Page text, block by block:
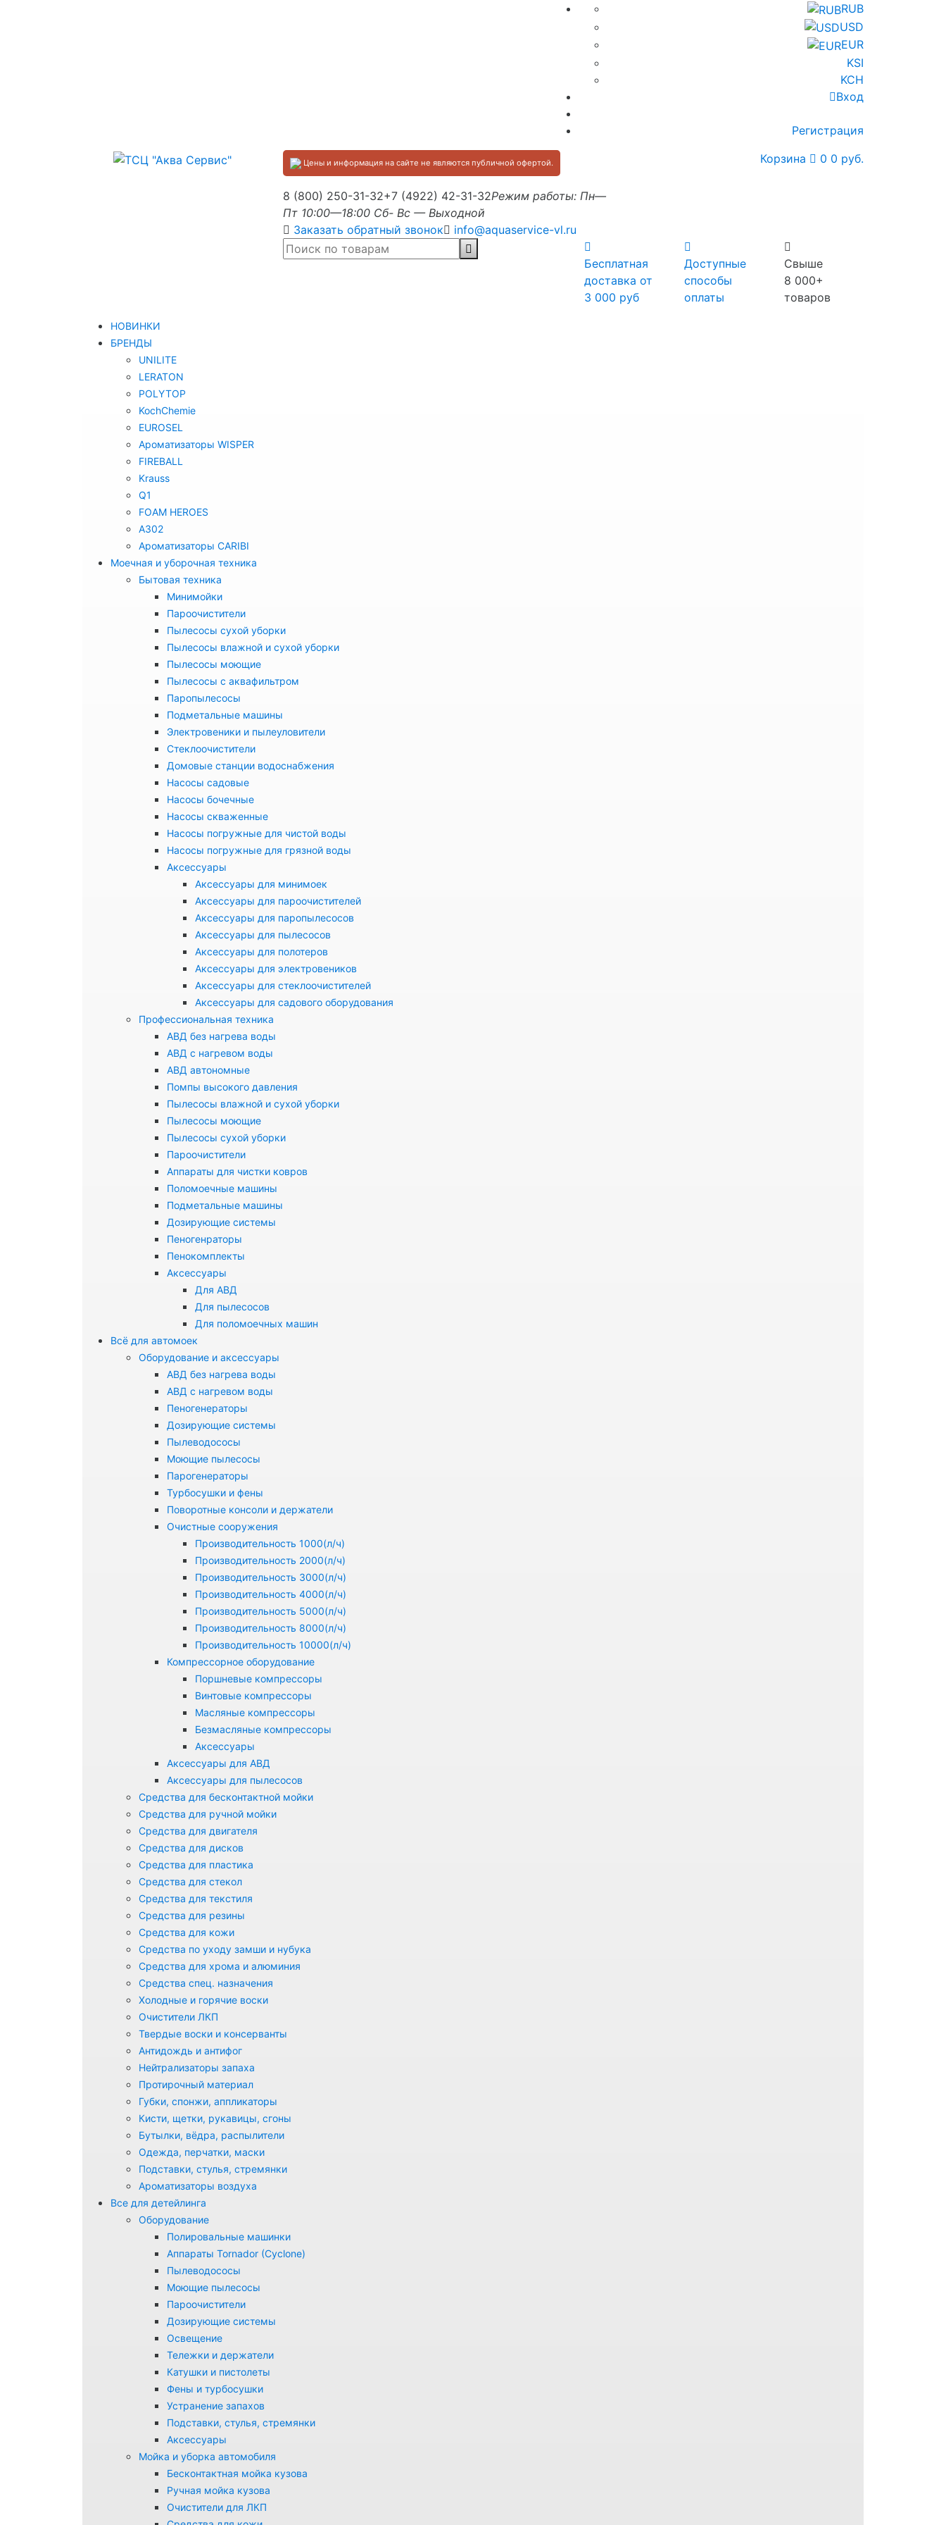
RUB
USD
EUR
KSI
KCH
Вход
Регистрация
Цены и информация на сайте не являются публичной офертой.
8 (800) 250-31-32+7 (4922) 42-31-32Режим работы: Пн—
Пт 10:00—18:00 Сб- Вс — Выходной
Заказать обратный звонок
info@aquaservice-vl.ru
Корзина 0 0 руб.
Бесплатная
доставка от
3 000 руб
Доступные
способы
оплаты
Свыше
8 000+
товаров
НОВИНКИ
БРЕНДЫ
UNILITE
LERATON
POLYTOP
KochChemie
EUROSEL
Ароматизаторы WISPER
FIREBALL
Krauss
Q1
FOAM HEROES
A302
Ароматизаторы CARIBI
Моечная и уборочная техника
Бытовая техника
Минимойки
Пароочистители
Пылесосы сухой уборки
Пылесосы влажной и сухой уборки
Пылесосы моющие
Пылесосы с аквафильтром
Паропылесосы
Подметальные машины
Электровеники и пылеуловители
Стеклоочистители
Домовые станции водоснабжения
Насосы садовые
Насосы бочечные
Насосы скваженные
Насосы погружные для чистой воды
Насосы погружные для грязной воды
Аксессуары
Аксессуары для минимоек
Аксессуары для пароочистителей
Аксессуары для паропылесосов
Аксессуары для пылесосов
Аксессуары для полотеров
Аксессуары для электровеников
Аксессуары для стеклоочистителей
Аксессуары для садового оборудования
Профессиональная техника
АВД без нагрева воды
АВД с нагревом воды
АВД автономные
Помпы высокого давления
Пылесосы влажной и сухой уборки
Пылесосы моющие
Пылесосы сухой уборки
Пароочистители
Аппараты для чистки ковров
Поломоечные машины
Подметальные машины
Дозирующие системы
Пеногенраторы
Пенокомплекты
Аксессуары
Для АВД
Для пылесосов
Для поломоечных машин
Всё для автомоек
Оборудование и аксессуары
АВД без нагрева воды
АВД с нагревом воды
Пеногенераторы
Дозирующие системы
Пылеводососы
Моющие пылесосы
Парогенераторы
Турбосушки и фены
Поворотные консоли и держатели
Очистные сооружения
Производительность 1000(л/ч)
Производительность 2000(л/ч)
Производительность 3000(л/ч)
Производительность 4000(л/ч)
Производительность 5000(л/ч)
Производительность 8000(л/ч)
Производительность 10000(л/ч)
Компрессорное оборудование
Поршневые компрессоры
Винтовые компрессоры
Масляные компрессоры
Безмасляные компрессоры
Аксессуары
Аксессуары для АВД
Аксессуары для пылесосов
Средства для бесконтактной мойки
Средства для ручной мойки
Средства для двигателя
Средства для дисков
Средства для пластика
Средства для стекол
Средства для текстиля
Средства для резины
Средства для кожи
Средства по уходу замши и нубука
Средства для хрома и алюминия
Средства спец. назначения
Холодные и горячие воски
Очистители ЛКП
Твердые воски и консерванты
Антидождь и антифог
Нейтрализаторы запаха
Протирочный материал
Губки, спонжи, аппликаторы
Кисти, щетки, рукавицы, сгоны
Бутылки, вёдра, распылители
Одежда, перчатки, маски
Подставки, стулья, стремянки
Ароматизаторы воздуха
Все для детейлинга
Оборудование
Полировальные машинки
Аппараты Tornador (Cyclone)
Пылеводососы
Моющие пылесосы
Пароочистители
Дозирующие системы
Освещение
Тележки и держатели
Катушки и пистолеты
Фены и турбосушки
Устранение запахов
Подставки, стулья, стремянки
Аксессуары
Мойка и уборка автомобиля
Бесконтактная мойка кузова
Ручная мойка кузова
Очистители для ЛКП